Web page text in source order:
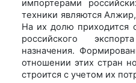
импортерами
техники являются
На их долю приходится
российского
назначения.
отношении этих стран
строится с учетом их